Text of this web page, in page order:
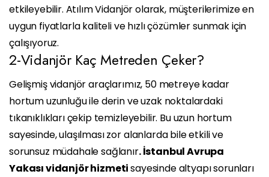
etkileyebilir. Atılım Vidanjör olarak, müşterilerimize en
uygun fiyatlarla kaliteli ve hızlı çözümler sunmak için
çalışıyoruz.
2-Vidanjör Kaç Metreden Çeker?
Gelişmiş vidanjör araçlarımız, 50 metreye kadar
hortum uzunluğu ile derin ve uzak noktalardaki
tıkanıklıkları çekip temizleyebilir. Bu uzun hortum
sayesinde, ulaşılması zor alanlarda bile etkili ve
sorunsuz müdahale sağlanır. İstanbul Avrupa
Yakası vidanjör hizmetisayesinde altyapı sorunları